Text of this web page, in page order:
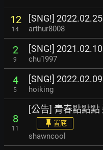
12
14
[SNG!] 2022.02.25
arthur8008
2
9
[SNG!] 2021.02.10
chu1997
4
5
[SNG!] 2022.02.09
hoiking
8
11
[公告] 青春點點
置底
shawncool